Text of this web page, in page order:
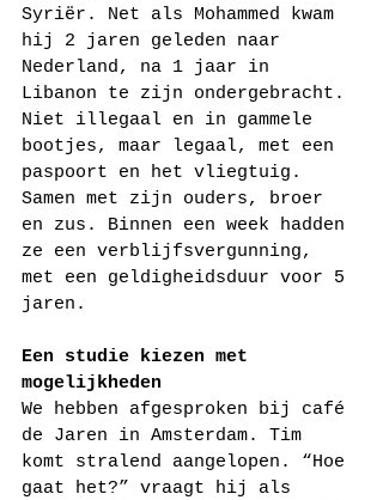
Syriër. Net als Mohammed kwam
hij 2 jaren geleden naar
Nederland, na 1 jaar in
Libanon te zijn ondergebracht.
Niet illegaal en in gammele
bootjes, maar legaal, met een
paspoort en het vliegtuig.
Samen met zijn ouders, broer
en zus. Binnen een week hadden
ze een verblijfsvergunning,
met een geldigheidsduur voor 5
jaren.
Een studie kiezen met
mogelijkheden
We hebben afgesproken bij café
de Jaren in Amsterdam. Tim
komt stralend aangelopen. “Hoe
gaat het?” vraagt hij als